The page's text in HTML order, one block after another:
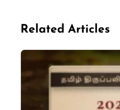
Related Articles